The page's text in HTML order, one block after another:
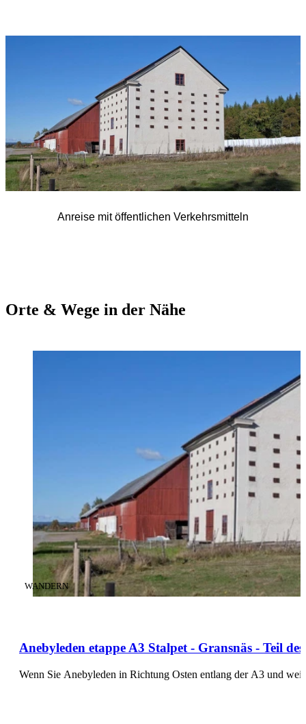
Bildergalerie
Anreise mit öffentlichen Verkehrsmitteln
Orte & Wege in der Nähe
Anebyleden etappe A3 Stalpet - Gransnäs - Teil
KATEGORIE:
WANDERN
Wenn Sie Anebyleden in Richtung Osten entlang der A3 und